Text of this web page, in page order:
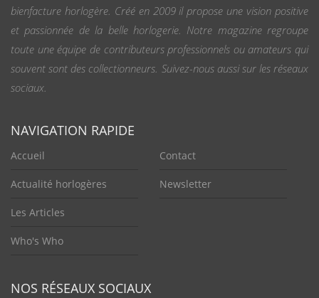
bienfacture horlogère. Créé en 2009 il propose une vision positive
et passionnée de la belle horlogerie. Notre magazine regroupe
toute une équipe de contributeurs professionnels ou amateurs qui
souvent sont des collectionneurs. Suivez-nous aussi sur les réseaux
sociaux.
NAVIGATION RAPIDE
Accueil
Actualité horlogères
Les Articles
Who's Who
Contact
Newsletter
NOS RÉSEAUX SOCIAUX